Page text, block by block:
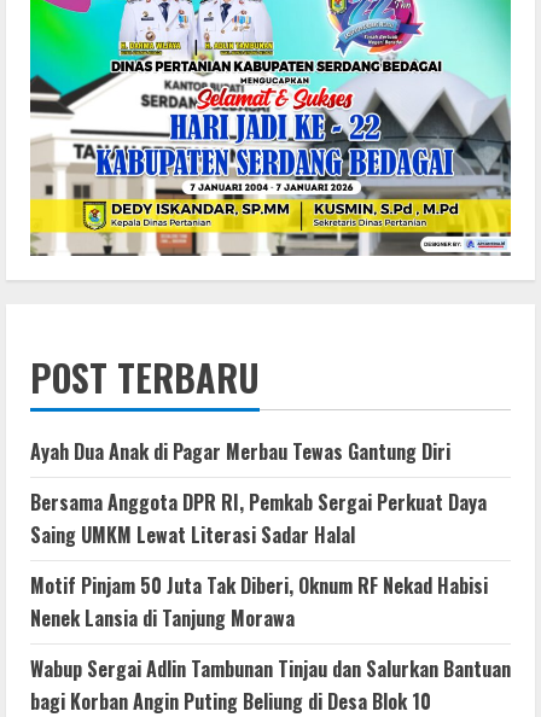
POST TERBARU
Ayah Dua Anak di Pagar Merbau Tewas Gantung Diri
Bersama Anggota DPR RI, Pemkab Sergai Perkuat Daya
Saing UMKM Lewat Literasi Sadar Halal
Motif Pinjam 50 Juta Tak Diberi, Oknum RF Nekad Habisi
Nenek Lansia di Tanjung Morawa
Wabup Sergai Adlin Tambunan Tinjau dan Salurkan Bantuan
bagi Korban Angin Puting Beliung di Desa Blok 10